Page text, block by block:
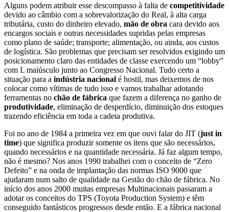
Alguns podem atribuir esse descompasso à falta de competitividade
devido ao câmbio com a sobrevalorização do Real, à alta carga
tributária, custo do dinheiro elevado, mão de obra cara devido aos
encargos sociais e outras necessidades supridas pelas empresas
como plano de saúde; transporte; alimentação, ou ainda, aos custos
de logística. São problemas que precisam ser resolvidos exigindo um
posicionamento claro das entidades de classe exercendo um “lobby”
com L maiúsculo junto ao Congresso Nacional. Tudo certo a
situação para a indústria nacional é hostil, mas deixemos de nos
colocar como vítimas de tudo isso e vamos trabalhar adotando
ferramentas no chão de fábrica que fazem a diferença no ganho de
produtividade, eliminação de desperdício, diminuição dos estoques
trazendo eficiência em toda a cadeia produtiva.
Foi no ano de 1984 a primeira vez em que ouvi falar do JIT (just in
time) que significa produzir somente os itens que são necessários,
quando necessários e na quantidade necessária. Já faz algum tempo,
não é mesmo? Nos anos 1990 trabalhei com o conceito de “Zero
Defeito” e na onda de implantação das normas ISO 9000 que
ajudaram num salto de qualidade na Gestão do chão de fábrica. No
início dos anos 2000 muitas empresas Multinacionais passaram a
adotar os conceitos do TPS (Toyota Production System) e têm
conseguido fantásticos progressos desde então. E a fábrica nacional